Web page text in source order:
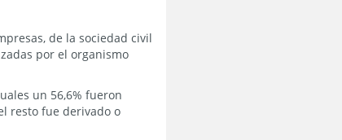
de la sociedad civil
por el organismo
un 56,6% fueron
resto fue derivado o